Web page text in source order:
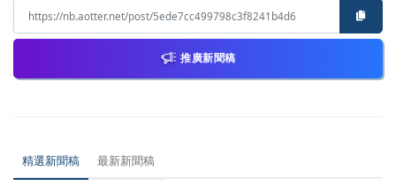
推廣新聞稿
精選新聞稿 最新新聞稿